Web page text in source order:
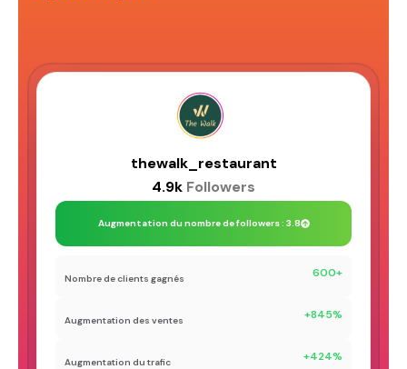
thewalk_restaurant
4.9k Followers
Augmentation du nombre de followers : 3.8
Nombre de clients gagnés 600+
Augmentation des ventes +845%
Augmentation du trafic +424%